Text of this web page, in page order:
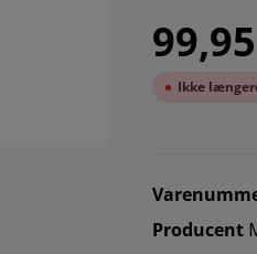
Ikke
Producent